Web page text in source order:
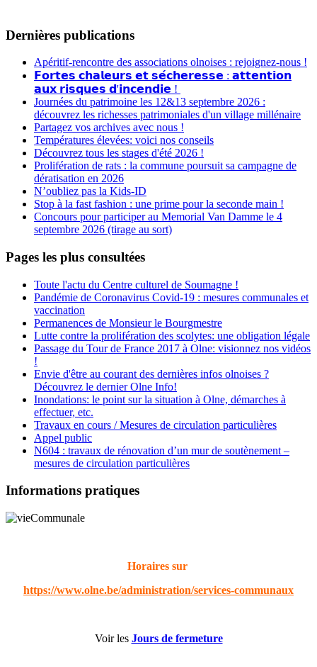
Dernières publications
Apéritif-rencontre des associations olnoises : rejoignez-nous !
𝗙𝗼𝗿𝘁𝗲𝘀 𝗰𝗵𝗮𝗹𝗲𝘂𝗿𝘀 𝗲𝘁 𝘀𝗲́𝗰𝗵𝗲𝗿𝗲𝘀𝘀𝗲 : 𝗮𝘁𝘁𝗲𝗻𝘁𝗶𝗼𝗻
𝗮𝘂𝘅 𝗿𝗶𝘀𝗾𝘂𝗲𝘀 𝗱'𝗶𝗻𝗰𝗲𝗻𝗱𝗶𝗲 !
Journées du patrimoine les 12&13 septembre 2026 :
découvrez les richesses patrimoniales d'un village millénaire
Partagez vos archives avec nous !
Températures élevées: voici nos conseils
Découvrez tous les stages d'été 2026 !
Prolifération de rats : la commune poursuit sa campagne de
dératisation en 2026
N’oubliez pas la Kids-ID
Stop à la fast fashion : une prime pour la seconde main !
Concours pour participer au Memorial Van Damme le 4
septembre 2026 (tirage au sort)
Pages les plus consultées
Toute l'actu du Centre culturel de Soumagne !
Pandémie de Coronavirus Covid-19 : mesures communales et
vaccination
Permanences de Monsieur le Bourgmestre
Lutte contre la prolifération des scolytes: une obligation légale
Passage du Tour de France 2017 à Olne: visionnez nos vidéos
!
Envie d'être au courant des dernières infos olnoises ?
Découvrez le dernier Olne Info!
Inondations: le point sur la situation à Olne, démarches à
effectuer, etc.
Travaux en cours / Mesures de circulation particulières
Appel public
N604 : travaux de rénovation d’un mur de soutènement –
mesures de circulation particulières
Informations pratiques
Horaires sur
https://www.olne.be/administration/services-communaux
Voir les Jours de fermeture